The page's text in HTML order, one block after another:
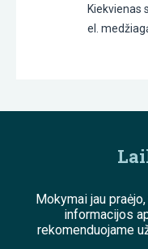
Kiekvienas
el.
Mokymai jau
informacijos
rekomenduojame